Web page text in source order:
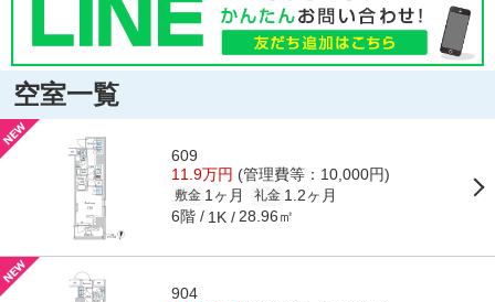
空室一覧
609
11.9万円 (管理費等：10,000円)
敷金 1ヶ月 礼金 1.2ヶ月
6階 1K 28.96㎡
904